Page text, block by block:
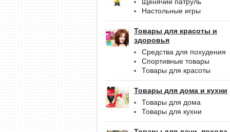
Настольные игры
Товары для красоты и
здоровья
Средства для похудения
Спортивные товары
Товары для красоты
Товары для дома и кухни
Товары для дома
Товары для кухни